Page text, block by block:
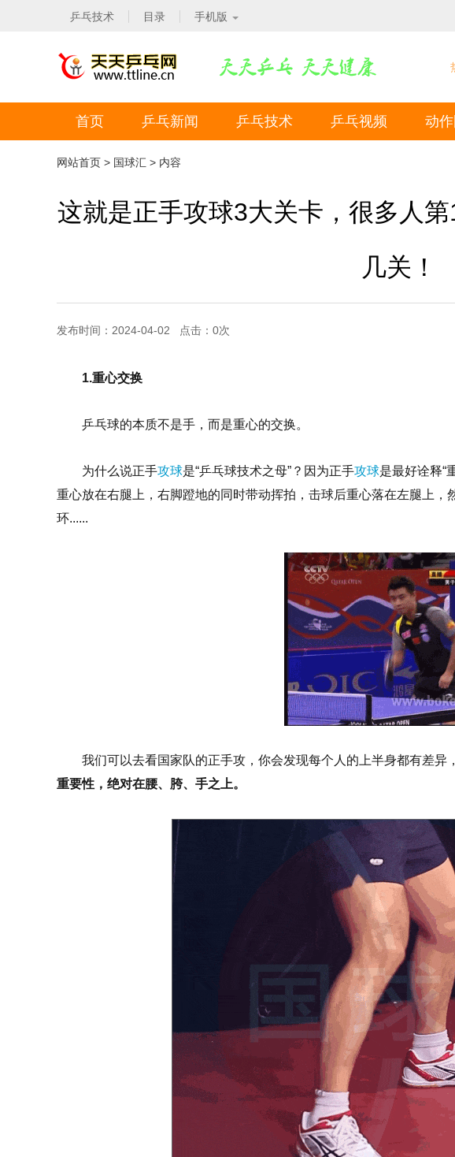
乒乓技术 目录 手机版
首页 乒乓新闻 乒乓技术 乒乓视频 动
网站首页 > 国球汇 > 内容
这就是正手攻球3大关卡，很多人
几关！
发布时间：2024-04-02 点击： 0次
1.重心交换
乒乓球的本质不是手，而是重心的交换。
为什么说正手攻球是“乒乓球技术之母”？因为正手攻球是最好诠释“
重心放在右腿上，右脚蹬地的同时带动挥拍，击球后重心落在左腿上
环......
我们可以去看国家队的正手攻，你会发现每个人的上半身都有差异
重要性，绝对在腰、胯、手之上。